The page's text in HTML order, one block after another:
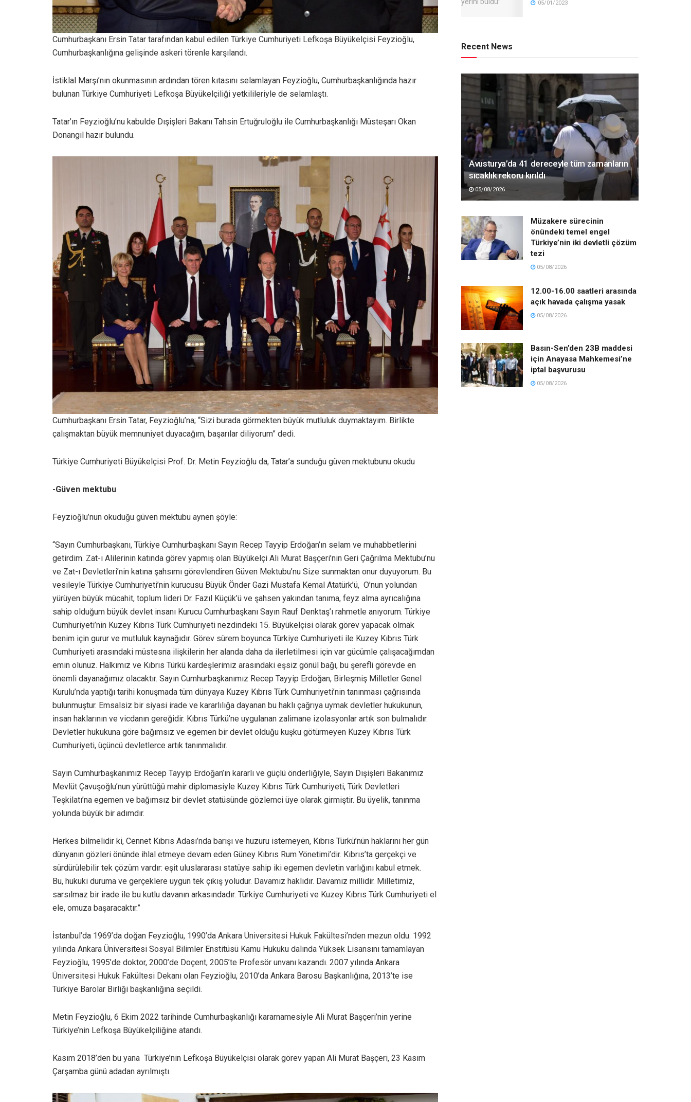
Cumhurbaşkanı Ersin Tatar tarafından kabul edilen Türkiye Cumhuriyeti Lefkoşa Büyükelçisi Feyzioğlu,
Cumhurbaşkanlığına gelişinde askeri törenle karşılandı.
İstiklal Marşı’nın okunmasının ardından tören kıtasını selamlayan Feyzioğlu, Cumhurbaşkanlığında hazır
bulunan Türkiye Cumhuriyeti Lefkoşa Büyükelçiliği yetkilileriyle de selamlaştı.
Tatar’ın Feyzioğlu’nu kabulde Dışişleri Bakanı Tahsin Ertuğruloğlu ile Cumhurbaşkanlığı Müsteşarı Okan
Donangil hazır bulundu.
Cumhurbaşkanı Ersin Tatar, Feyzioğlu’na; “Sizi burada görmekten büyük mutluluk duymaktayım. Birlikte
çalışmaktan büyük memnuniyet duyacağım, başarılar diliyorum” dedi.
Türkiye Cumhuriyeti Büyükelçisi Prof. Dr. Metin Feyzioğlu da, Tatar’a sunduğu güven mektubunu okudu
-Güven mektubu
Feyzioğlu’nun okuduğu güven mektubu aynen şöyle:
“Sayın Cumhurbaşkanı, Türkiye Cumhurbaşkanı Sayın Recep Tayyip Erdoğan’ın selam ve muhabbetlerini
getirdim. Zat-ı Alilerinin katında görev yapmış olan Büyükelçi Ali Murat Başçeri’nin Geri Çağrılma Mektubu’nu
ve Zat-ı Devletleri’nin katına şahsımı görevlendiren Güven Mektubu’nu Size sunmaktan onur duyuyorum. Bu
vesileyle Türkiye Cumhuriyeti’nin kurucusu Büyük Önder Gazi Mustafa Kemal Atatürk’ü, O’nun yolundan
yürüyen büyük mücahit, toplum lideri Dr. Fazıl Küçük’ü ve şahsen yakından tanıma, feyz alma ayrıcalığına
sahip olduğum büyük devlet insanı Kurucu Cumhurbaşkanı Sayın Rauf Denktaş’ı rahmetle anıyorum. Türkiye
Cumhuriyeti’nin Kuzey Kıbrıs Türk Cumhuriyeti nezdindeki 15. Büyükelçisi olarak görev yapacak olmak
benim için gurur ve mutluluk kaynağıdır. Görev sürem boyunca Türkiye Cumhuriyeti ile Kuzey Kıbrıs Türk
Cumhuriyeti arasındaki müstesna ilişkilerin her alanda daha da ilerletilmesi için var gücümle çalışacağımdan
emin olunuz. Halkımız ve Kıbrıs Türkü kardeşlerimiz arasındaki eşsiz gönül bağı, bu şerefli görevde en
önemli dayanağımız olacaktır. Sayın Cumhurbaşkanımız Recep Tayyip Erdoğan, Birleşmiş Milletler Genel
Kurulu’nda yaptığı tarihi konuşmada tüm dünyaya Kuzey Kıbrıs Türk Cumhuriyeti’nin tanınması çağrısında
bulunmuştur. Emsalsiz bir siyasi irade ve kararlılığa dayanan bu haklı çağrıya uymak devletler hukukunun,
insan haklarının ve vicdanın gereğidir. Kıbrıs Türkü’ne uygulanan zalimane izolasyonlar artık son bulmalıdır.
Devletler hukukuna göre bağımsız ve egemen bir devlet olduğu kuşku götürmeyen Kuzey Kıbrıs Türk
Cumhuriyeti, üçüncü devletlerce artık tanınmalıdır.
Sayın Cumhurbaşkanımız Recep Tayyip Erdoğan’ın kararlı ve güçlü önderliğiyle, Sayın Dışişleri Bakanımız
Mevlüt Çavuşoğlu’nun yürüttüğü mahir diplomasiyle Kuzey Kıbrıs Türk Cumhuriyeti, Türk Devletleri
Teşkilatı’na egemen ve bağımsız bir devlet statüsünde gözlemci üye olarak girmiştir. Bu üyelik, tanınma
yolunda büyük bir adımdır.
Herkes bilmelidir ki, Cennet Kıbrıs Adası’nda barışı ve huzuru istemeyen, Kıbrıs Türkü’nün haklarını her gün
dünyanın gözleri önünde ihlal etmeye devam eden Güney Kıbrıs Rum Yönetimi’dir. Kıbrıs’ta gerçekçi ve
sürdürülebilir tek çözüm vardır: eşit uluslararası statüye sahip iki egemen devletin varlığını kabul etmek.
Bu, hukuki duruma ve gerçeklere uygun tek çıkış yoludur. Davamız haklıdır. Davamız millidir. Milletimiz,
sarsılmaz bir irade ile bu kutlu davanın arkasındadır. Türkiye Cumhuriyeti ve Kuzey Kıbrıs Türk Cumhuriyeti el
ele, omuza başaracaktır.”
İstanbul’da 1969’da doğan Feyzioğlu, 1990’da Ankara Üniversitesi Hukuk Fakültesi’nden mezun oldu. 1992
yılında Ankara Üniversitesi Sosyal Bilimler Enstitüsü Kamu Hukuku dalında Yüksek Lisansını tamamlayan
Feyzioğlu, 1995’de doktor, 2000’de Doçent, 2005’te Profesör unvanı kazandı. 2007 yılında Ankara
Üniversitesi Hukuk Fakültesi Dekanı olan Feyzioğlu, 2010’da Ankara Barosu Başkanlığına, 2013’te ise
Türkiye Barolar Birliği başkanlığına seçildi.
Metin Feyzioğlu, 6 Ekim 2022 tarihinde Cumhurbaşkanlığı kararnamesiyle Ali Murat Başçeri’nin yerine
Türkiye’nin Lefkoşa Büyükelçiliğine atandı.
Kasım 2018’den bu yana Türkiye’nin Lefkoşa Büyükelçisi olarak görev yapan Ali Murat Başçeri, 23 Kasım
Çarşamba günü adadan ayrılmıştı.
05/01/2023
Recent News
Avusturya’da 41 dereceyle tüm zamanların
sıcaklık rekoru kırıldı
05/08/2026
Müzakere sürecinin
önündeki temel engel
Türkiye’nin iki devletli çözüm
tezi
05/08/2026
12.00-16.00 saatleri arasında
açık havada çalışma yasak
05/08/2026
Basın-Sen’den 23B maddesi
için Anayasa Mahkemesi’ne
iptal başvurusu
05/08/2026